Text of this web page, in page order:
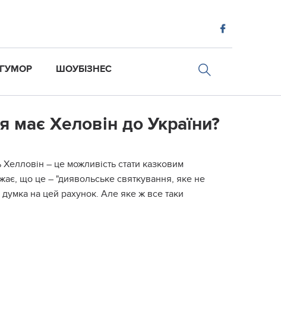
ГУМОР ШОУБІЗНЕС
має Хеловін до України?
– це можливість стати казковим
що це – "диявольське святкування, яке не
на цей рахунок. Але яке ж все таки